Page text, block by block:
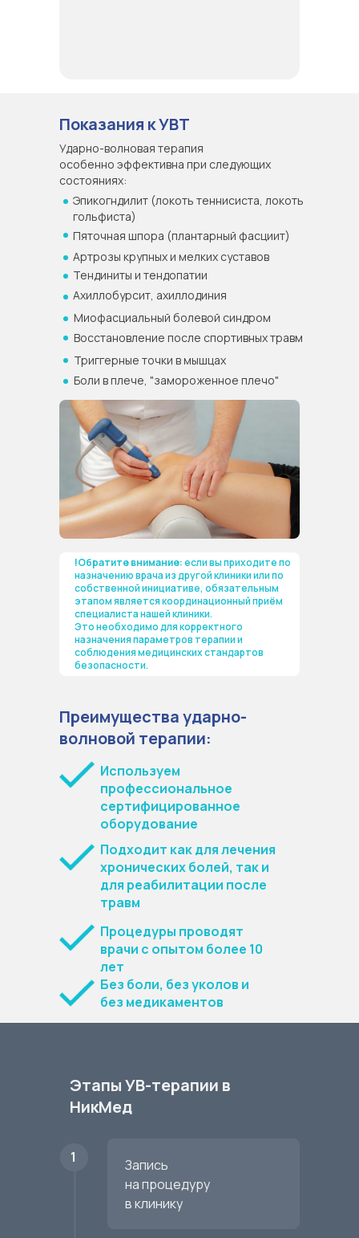
Показания к УВТ
!Обратите внимание:если вы приходите по
назначению врача из другой клиники или по
собственной инициативе, обязательным
этапом является координационный приём
специалиста нашей клиники.
Это необходимо для корректного
назначения параметров терапии и
соблюдения медицинских стандартов
безопасности.
Пяточная шпора (плантарный фасциит)
Ударно-волновая терапия
особенно эффективна при следующих
состояниях:
Эпикогндилит (локоть теннисиста, локоть
гольфиста)
Ахиллобурсит, ахиллодиния
Боли в плече, "замороженное плечо"
Тендиниты и тендопатии
Артрозы крупных и мелких суставов
Миофасциальный болевой синдром
Триггерные точки в мышцах
Восстановление после спортивных травм
Используем
профессиональное
сертифицированное
оборудование
Подходит как для лечения
хронических болей, так и
для реабилитации после
травм
Без боли, без уколов и
без медикаментов
Процедуры проводят
врачи с опытом более 10
лет
Преимущества ударно-
волновой терапии:
Этапы УВ-терапии в
НикМед
Запись
на процедуру
в клинику
1